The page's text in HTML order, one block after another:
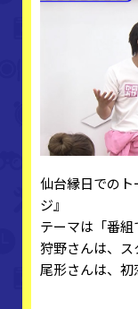
仙台縁日での
ジ』
テーマは「番組
狩野さんは、ス
尾形さんは、初